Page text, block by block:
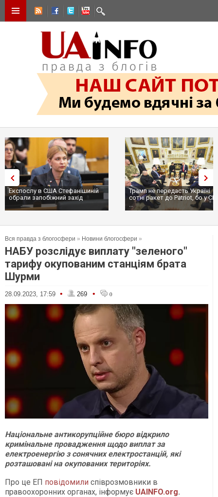
Експослу в США Стефанішиній
обрали запобіжний захід
Трамп не передасть Україні
сотні ракет до Patriot, бо у
...
Вся правда з блогосфери » Новини блогосфери »
НАБУ розслідує виплату "зеленого"
тарифу окупованим станціям брата
Шурми
28.09.2023, 17:59 • 269 • 0
Національне антикорупційне бюро відкрило
кримінальне провадження щодо виплат за
електроенергію з сонячних електростанцій, які
розташовані на окупованих територіях.
Про це ЕП повідомили співрозмовники в
правоохоронних органах, інформує UAINFO.org.